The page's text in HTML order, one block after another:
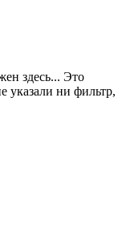
здесь... Это
указали ни фильтр,